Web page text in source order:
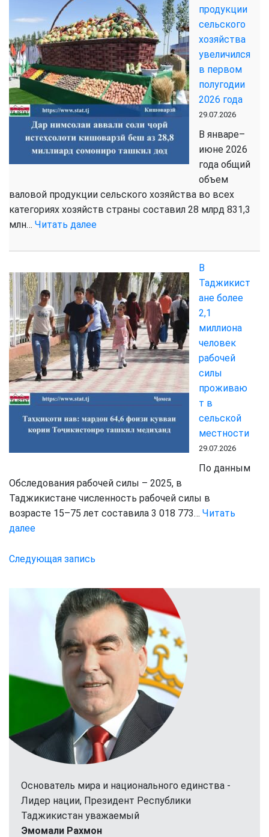
увеличилось
более
чем
на
11
процентов
продукции
сельского
хозяйства
увеличился
в первом
полугодии
2026 года
29.07.2026
В январе–
июне 2026
года общий
объем
валовой продукции сельского хозяйства во всех
категориях хозяйств страны составил 28 млрд 831,3
млн… Читать далее:
валовой
сельского
хозяйства
увеличился
в
первом
полугодии
2026
года
В
Таджикист
ане более
2,1
миллиона
человек
рабочей
силы
проживаю
т в
сельской
местности
29.07.2026
По данным
Обследования рабочей силы – 2025, в
Таджикистане численность рабочей силы в
возрасте 15–75 лет составила 3 018 773… Читать
далее:
Таджикистане
2,1
миллиона
человек
рабочей
силы
проживают
в
сельской
местности
Следующая запись
Основатель мира и национального единства -
Лидер нации, Президент Республики
Таджикистан уважаемый
Эмомали Рахмон